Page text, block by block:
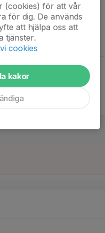
(cookies) för att vår
för dig. De används
att hjälpa oss att
tjänster.
cookies
kakor